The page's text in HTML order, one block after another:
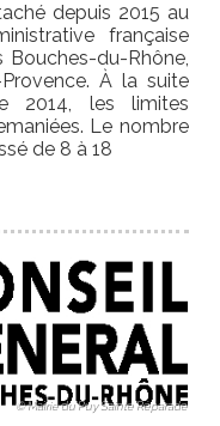
depuis 2015 au
française
du-Rhône,
À la suite
2014, les limites
Le nombre
de 8 à 18
© Mairie du Puy Sainte Réparade